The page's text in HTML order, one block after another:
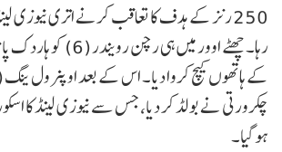
250 رنز کے ہدف کا تعاقب کرنے اتری نیوزی
رہا۔ چھٹے اوور میں ہی
ہو گیا۔